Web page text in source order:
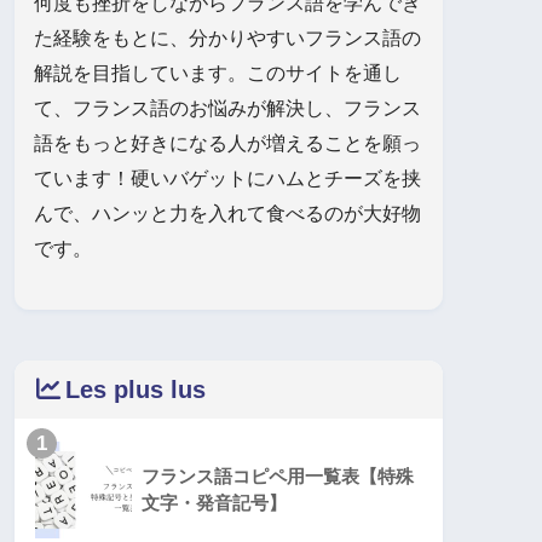
た経験をもとに、分かりやすいフランス語の
解説を目指しています。このサイトを通し
て、フランス語のお悩みが解決し、フランス
語をもっと好きになる人が増えることを願っ
ています！硬いバゲットにハムとチーズを挟
んで、ハンッと力を入れて食べるのが大好物
です。
Les plus lus
1
フランス語コピペ用一覧表【特殊
文字・発音記号】